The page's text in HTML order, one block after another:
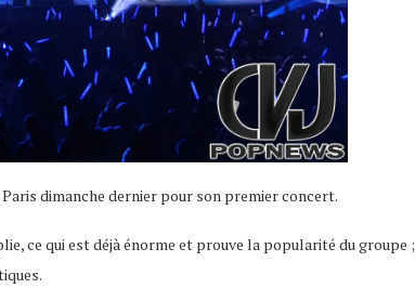
dimanche dernier pour son premier concert.
ce qui est déjà énorme et prouve la popularité du groupe ;